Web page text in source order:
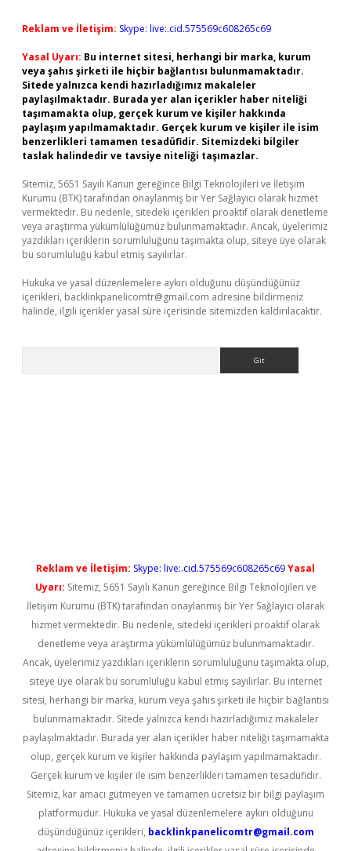
Reklam ve İletişim: Skype: live:.cid.575569c608265c69
Yasal Uyarı: Bu internet sitesi, herhangi bir marka, kurum
veya şahıs şirketi ile hiçbir bağlantısı bulunmamaktadır.
Sitede yalnızca kendi hazırladığımız makaleler
paylaşılmaktadır. Burada yer alan içerikler haber niteliği
taşımamakta olup, gerçek kurum ve kişiler hakkında
paylaşım yapılmamaktadır. Gerçek kurum ve kişiler ile isim
benzerlikleri tamamen tesadüfidir. Sitemizdeki bilgiler
taslak halindedir ve tavsiye niteliği taşımazlar.
Sitemiz, 5651 Sayılı Kanun gereğince Bilgi Teknolojileri ve İletişim
Kurumu (BTK) tarafından onaylanmış bir Yer Sağlayıcı olarak hizmet
vermektedir. Bu nedenle, sitedeki içerikleri proaktif olarak denetleme
veya araştırma yükümlülüğümüz bulunmamaktadır. Ancak, üyelerimiz
yazdıkları içeriklerin sorumluluğunu taşımakta olup, siteye üye olarak
bu sorumluluğu kabul etmiş sayılırlar.
Hukuka ve yasal düzenlemelere aykırı olduğunu düşündüğünüz
içerikleri, backlinkpanelicomtr@gmail.com adresine bildirmeniz
halinde, ilgili içerikler yasal süre içerisinde sitemizden kaldırılacaktır.
Reklam ve İletişim: Skype: live:.cid.575569c608265c69Yasal
Uyarı: Sitemiz, 5651 Sayılı Kanun gereğince Bilgi Teknolojileri ve
İletişim Kurumu (BTK) tarafından onaylanmış bir Yer Sağlayıcı olarak
hizmet vermektedir. Bu nedenle, sitedeki içerikleri proaktif olarak
denetleme veya araştırma yükümlülüğümüz bulunmamaktadır.
Ancak, üyelerimiz yazdıkları içeriklerin sorumluluğunu taşımakta olup,
siteye üye olarak bu sorumluluğu kabul etmiş sayılırlar. Bu internet
sitesi, herhangi bir marka, kurum veya şahıs şirketi ile hiçbir bağlantısı
bulunmamaktadır. Sitede yalnızca kendi hazırladığımız makaleler
paylaşılmaktadır. Burada yer alan içerikler haber niteliği taşımamakta
olup, gerçek kurum ve kişiler hakkında paylaşım yapılmamaktadır.
Gerçek kurum ve kişiler ile isim benzerlikleri tamamen tesadüfidir.
Sitemiz, kar amacı gütmeyen ve tamamen ücretsiz bir bilgi paylaşım
platformudur. Hukuka ve yasal düzenlemelere aykırı olduğunu
düşündüğünüz içerikleri, backlinkpanelicomtr@gmail.com